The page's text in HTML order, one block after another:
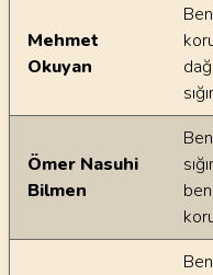
Mehmet
Okuyan
Ömer Nasuhi
Bilmen